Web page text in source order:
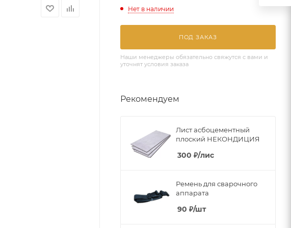
Нет в наличии
ПОД ЗАКАЗ
Наши менеджеры обязательно свяжутся с вами и
уточнят условия заказа
Рекомендуем
Лист асбоцементный
плоский НЕКОНДИЦИЯ
300 ₽/лис
Ремень для сварочного
аппарата
90 ₽/шт